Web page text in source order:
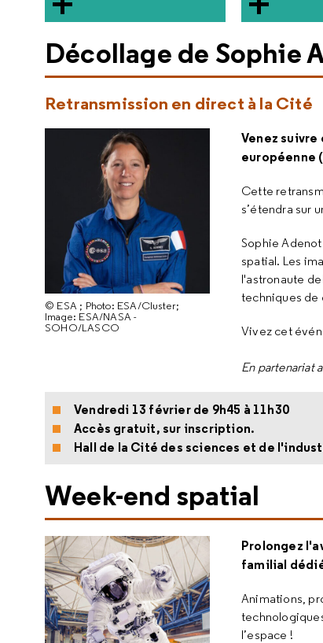
Décollage de Sophie
Retransmission en direct à la Cité
© ESA ; Photo: ESA/Cluster;
Image: ESA/NASA -
SOHO/LASCO
Venez
européenne
Cette
s’étendra sur
Sophie
spatial. Les
l'astronaute
techniques de
Vivez cet
En partenariat
Vendredi 13 février de 9h45 à 11h30
Accès gratuit, sur inscription.
Hall de la Cité des sciences et de
Week-end spatial
Prolongez
familial
Animations,
l’espace !